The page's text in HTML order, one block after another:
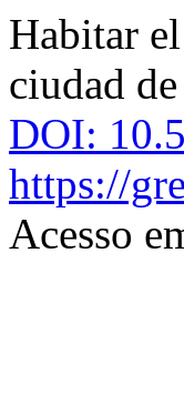
Habitar
ciudad
DOI:
https://
Acesso